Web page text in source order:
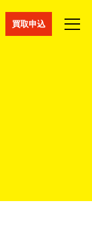
買取申込
通販サイト